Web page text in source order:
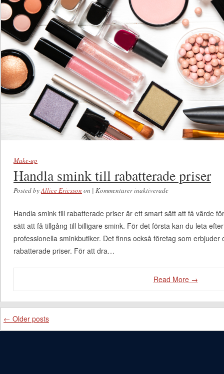
Make-up
Handla smink till rabatterade priser
Posted byAllice Ericsson on | Kommentarer inaktiverade
priser
Handla smink till rabatterade priser är ett smart sätt att få värde
sätt att få tillgång till billigare smink. För det första kan du leta
professionella sminkbutiker. Det finns också företag som
rabatterade priser. För att dra…
Read More →
Post navigation
← Older posts